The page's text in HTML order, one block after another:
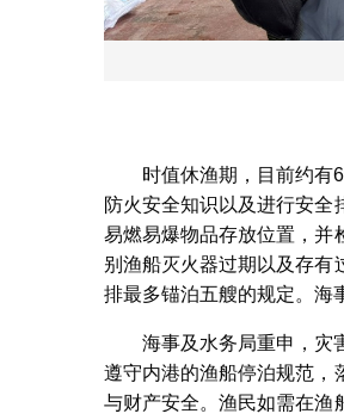
时值休渔期，目前约有
防火安全知识以及进行安全
易燃易爆物品存放位置，并
别渔船灭火器过期以及存有
排最多锚泊五艘的规定。海
海事及水务局重申，灾
遵守内港的渔船停泊规范，
与财产安全。渔民如需在渔